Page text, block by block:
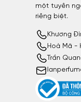
BDK
Billie
một tuyên
riêng biệt.
Khương
Hoà Mã -
Trần